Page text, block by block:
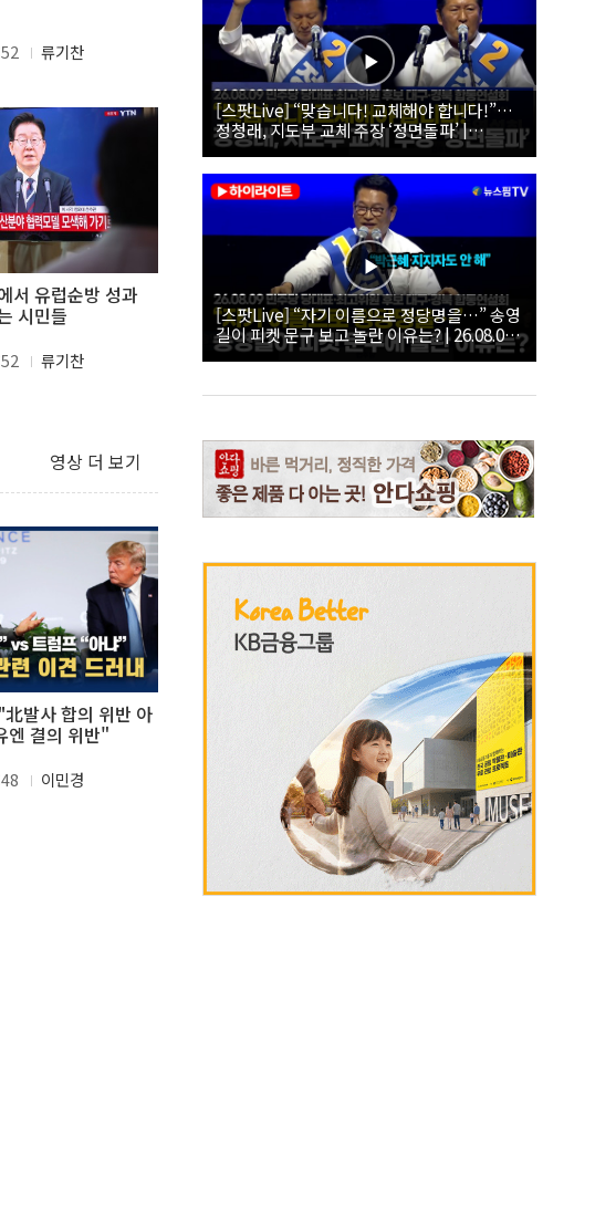
류기찬
서 유럽순방 성과
시민들
류기찬
영상 더 보기
발사 합의 위반 아
결의 위반"
이민경
[스팟Live] “맞습니다! 교체해야 합니다!”…
정청래, 지도부 교체 주장 ‘정면돌파’ |
26.08.09 더불어민주당 당대표·최고위원 후
보 대구·경북 합동연설회
[스팟Live] “자기 이름으로 정당명을…” 송영
길이 피켓 문구 보고 놀란 이유는? | 26.08.09
더불어민주당 당대표·최고위원 후보 대구·경